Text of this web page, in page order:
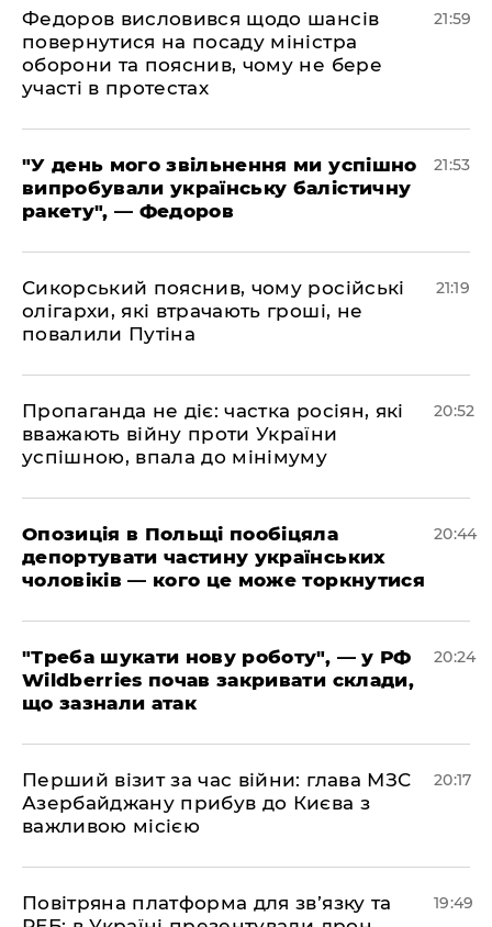
​Федоров висловився щодо шансів
повернутися на посаду міністра
оборони та пояснив, чому не бере
участі в протестах
21:59
​"У день мого звільнення ми успішно
випробували українську балістичну
ракету", — Федоров
21:53
​Сикорський пояснив, чому російські
олігархи, які втрачають гроші, не
повалили Путіна
21:19
​Пропаганда не діє: частка росіян, які
вважають війну проти України
успішною, впала до мінімуму
20:52
​Опозиція в Польщі пообіцяла
депортувати частину українських
чоловіків — кого це може торкнутися
20:44
​"Треба шукати нову роботу", — у РФ
Wildberries почав закривати склади,
що зазнали атак
20:24
​Перший візит за час війни: глава МЗС
Азербайджану прибув до Києва з
важливою місією
20:17
​Повітряна платформа для зв’язку та
19:49